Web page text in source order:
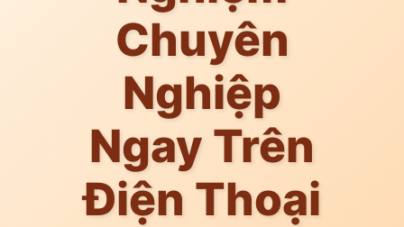
Chuyên
Nghiệp
Ngay Trên
Điện Thoại